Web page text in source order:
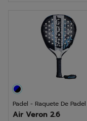
análises
Padel - Raquete De Padel
Air Veron 2.6